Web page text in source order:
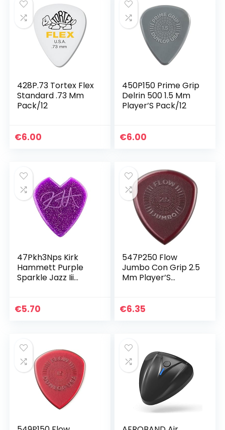
428P.73 Tortex Flex
Standard .73 Mm
Pack/12
€6.00
450P150 Prime Grip
Delrin 500 1.5 Mm
Player’S Pack/12
€6.00
47Pkh3Nps Kirk
Hammett Purple
Sparkle Jazz Iii
€5.70
547P250 Flow
Jumbo Con Grip 2.5
Mm Player’S
€6.35